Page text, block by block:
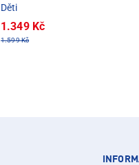
Děti
1.349 Kč
1.599 Kč